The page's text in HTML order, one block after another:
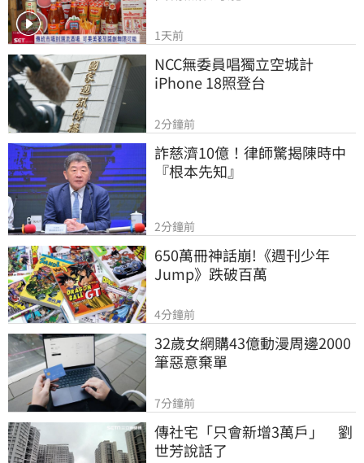
1天前
NCC無委員唱獨立空城計
iPhone 18照登台
2分鐘前
詐慈濟10億！律師驚揭陳時中
『根本先知』
2分鐘前
650萬冊神話崩!《週刊少年
Jump》跌破百萬
4分鐘前
32歲女網購43億動漫周邊2000
筆惡意棄單
7分鐘前
傳社宅「只會新增3萬戶」　劉
世芳說話了